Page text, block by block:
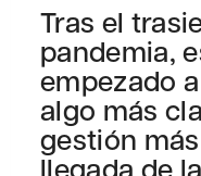
Tras el
pandemia,
empezado
algo más
gestión
llegada de